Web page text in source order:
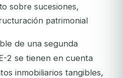
sobre sucesiones,
patrimonial
de una segunda
2 se tienen en cuenta
inmobiliarios tangibles,